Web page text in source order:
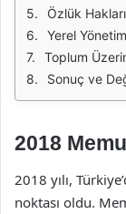
Özlük
Yerel
Toplum
Sonuç ve
2018
2018 yılı,
noktası oldu.